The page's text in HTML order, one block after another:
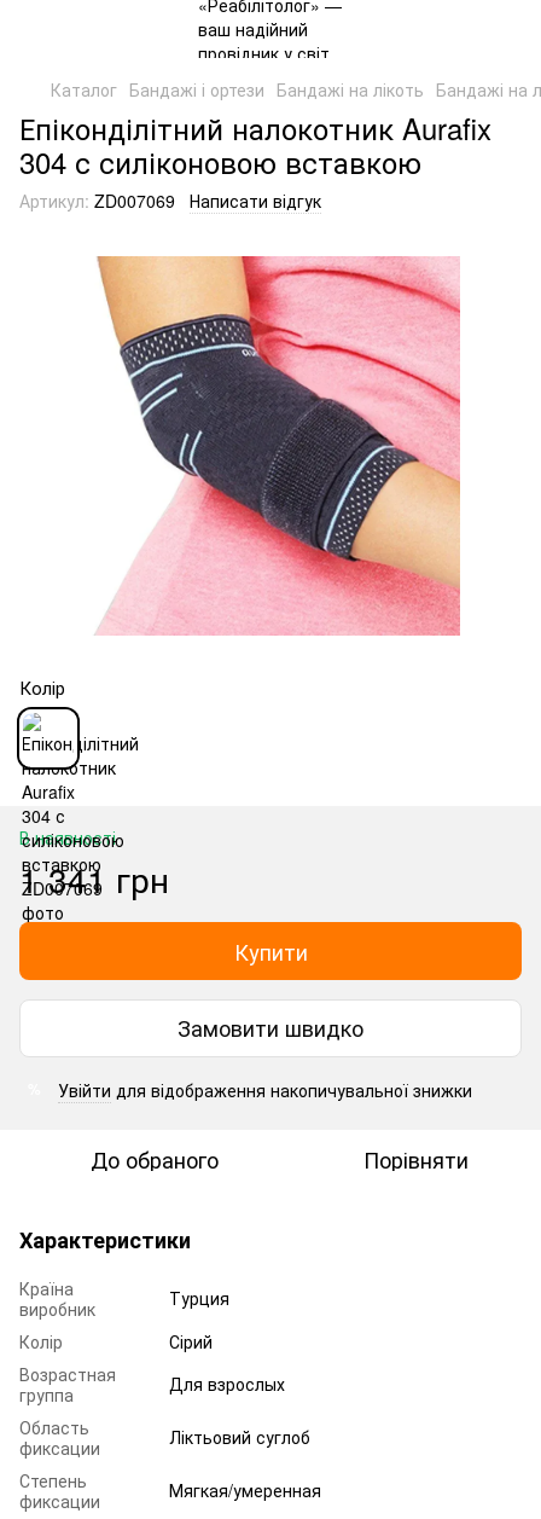
Каталог Бандажі і ортези Бандажі на лікоть Бандажі на
Епіконділітний налокотник Aurafix
304 с силіконовою вставкою
Артикул: ZD007069 Написати відгук
Колір
В наявності
1 341 грн
Купити
Замовити швидко
Увійти для відображення накопичувальної знижки
До обраного Порівняти
Характеристики
Країна
виробник
Турция
Колір
Сірий
Возрастная
группа
Для взрослых
Область
фиксации
Ліктьовий суглоб
Степень
фиксации
Мягкая/умеренная